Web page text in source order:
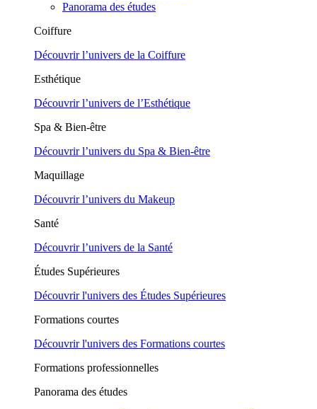
Panorama des études
Coiffure
Découvrir l’univers de la Coiffure
Esthétique
Découvrir l’univers de l’Esthétique
Spa & Bien-être
Découvrir l’univers du Spa & Bien-être
Maquillage
Découvrir l’univers du Makeup
Santé
Découvrir l’univers de la Santé
Études Supérieures
Découvrir l'univers des Études Supérieures
Formations courtes
Découvrir l'univers des Formations courtes
Formations professionnelles
Panorama des études